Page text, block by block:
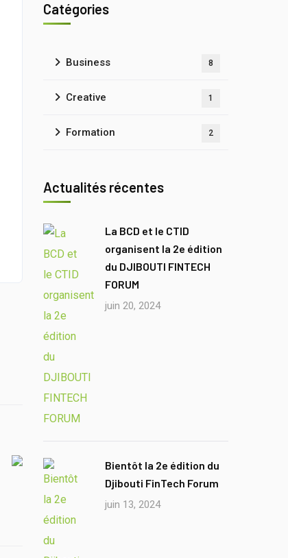
Catégories
Business 8
Creative 1
Formation 2
Actualités récentes
La BCD et le CTID
organisent la 2e édition
du DJIBOUTI FINTECH
FORUM
juin 20, 2024
Bientôt la 2e édition du
Djibouti FinTech Forum
juin 13, 2024